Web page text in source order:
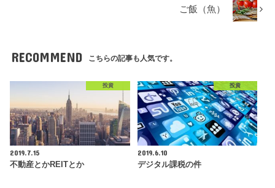
ご飯（魚）
RECOMMEND こちらの記事も人気です。
投資
2019.7.15
不動産とかREITとか
投資
2019.6.10
デジタル課税の件